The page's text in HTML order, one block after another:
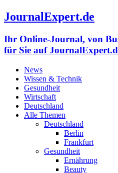
JournalExpert.de
Ihr Online-Journal, von
für Sie auf
News
Wissen & Technik
Gesundheit
Wirtschaft
Deutschland
Alle Themen
Deutschland
Berlin
Frankfurt
Gesundheit
Ernährung
Beauty